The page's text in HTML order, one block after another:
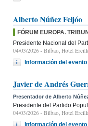
Alberto Núñez Feijóo
FÓRUM EUROPA.
Presidente Nacional del
04/03/2026 - Bilbao, Hotel
Información del evento
Javier de Andrés
Presentador de Alberto
Presidente del Partido
04/03/2026 - Bilbao, Hotel
Información del evento